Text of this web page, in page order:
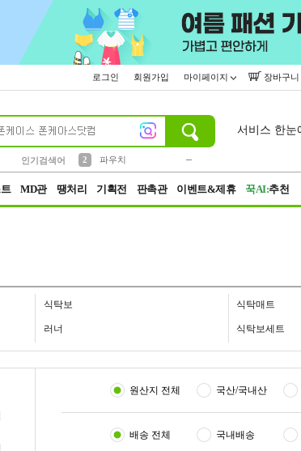
로그인 회원가입 마이페이지 장바구니
인기검색어
2
파우치
서비스 한눈
MD관 땡처리 기획전 판촉관 이벤트&제휴 꾹AI:추천
식탁보 식탁매트
러너 식탁보세트
원산지 전체 국산/국내산
배송 전체 국내배송